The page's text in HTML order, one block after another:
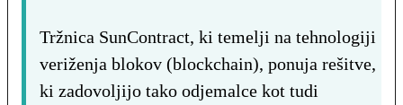
Tržnica SunContract, ki temelji na tehnologiji
veriženja blokov (blockchain), ponuja rešitve,
ki zadovoljijo tako odjemalce kot tudi